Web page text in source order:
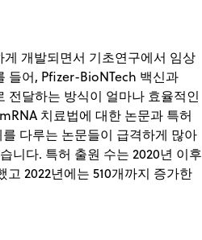
개발되면서 기초연구에서 임상
들어, Pfizer-BioNTech 백신과
전달하는 방식이 얼마나 효율적인
치료법에 대한 논문과 특허
다루는 논문들이 급격하게 많아
니다. 특허 출원 수는 2020년 이후
2022년에는 510개까지 증가한